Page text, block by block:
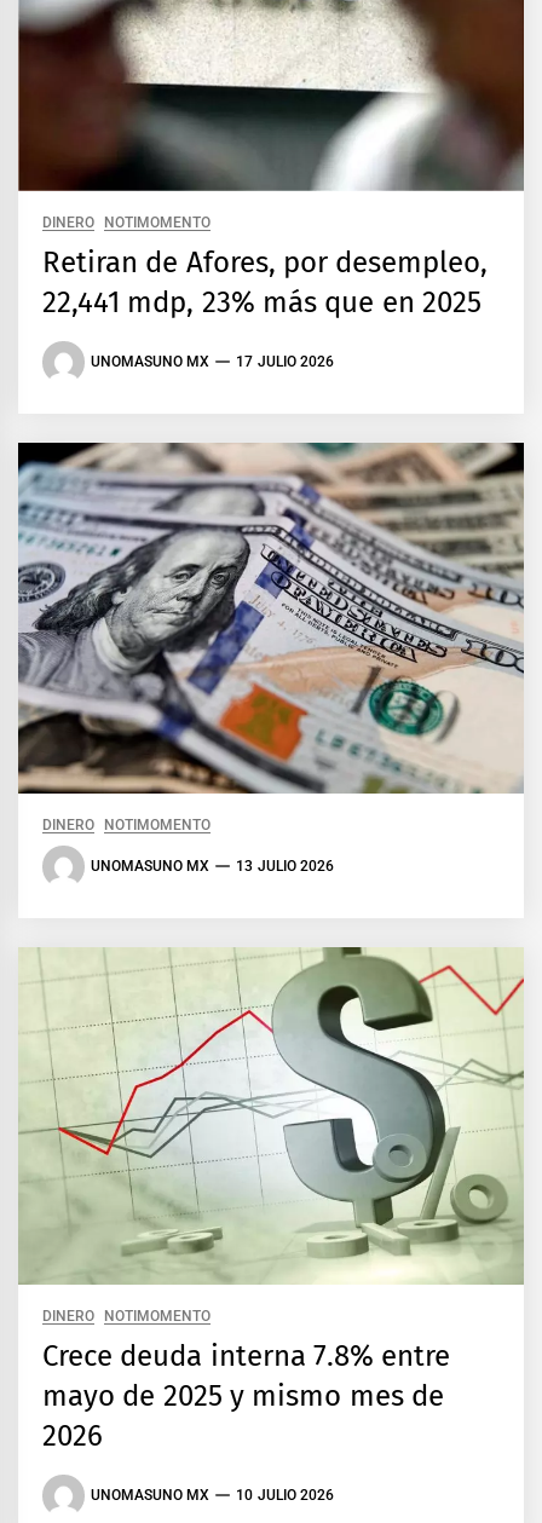
DINERO NOTIMOMENTO
Retiran de Afores, por desempleo,
22,441 mdp, 23% más que en 2025
UNOMASUNO MX 17 JULIO 2026
DINERO NOTIMOMENTO
UNOMASUNO MX 13 JULIO 2026
DINERO NOTIMOMENTO
Crece deuda interna 7.8% entre
mayo de 2025 y mismo mes de
2026
UNOMASUNO MX 10 JULIO 2026